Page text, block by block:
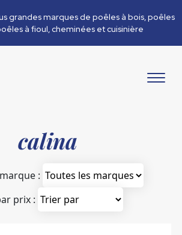
grandes marques de poêles à bois, poêles
à fioul, cheminées et cuisinière
calina
:
prix :